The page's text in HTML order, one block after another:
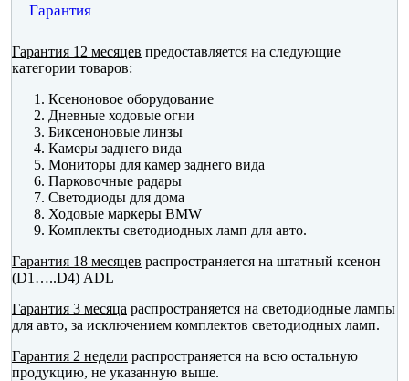
Гарантия
Гарантия 12 месяцев предоставляется на следующие
категории товаров:
Ксеноновое оборудование
Дневные ходовые огни
Биксеноновые линзы
Камеры заднего вида
Мониторы для камер заднего вида
Парковочные радары
Светодиоды для дома
Ходовые маркеры BMW
Комплекты светодиодных ламп для авто.
Гарантия 18 месяцев распространяется на штатный ксенон
(D1…..D4) ADL
Гарантия 3 месяца распространяется на светодиодные лампы
для авто, за исключением комплектов светодиодных ламп.
Гарантия 2 недели распространяется на всю остальную
продукцию, не указанную выше.